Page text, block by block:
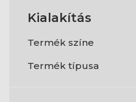
Kialakítás
Termék színe
Termék típusa